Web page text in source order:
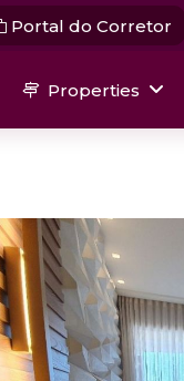
Portal do Corretor
Properties